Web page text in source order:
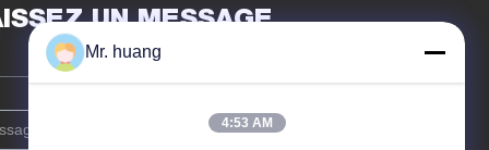
UN MESSAGE
Mr. huang
4:53 AM